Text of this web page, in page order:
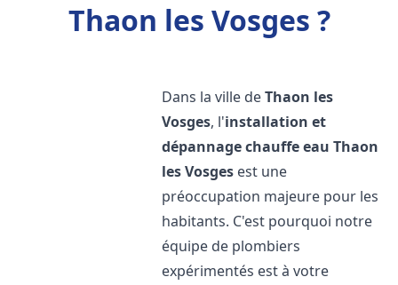
Thaon les Vosges ?
Dans la ville deThaon les
Vosges, l'installation et
dépannage chauffe eau Thaon
les Vosges est une
préoccupation majeure pour les
habitants. C'est pourquoi notre
équipe de plombiers
expérimentés est à votre